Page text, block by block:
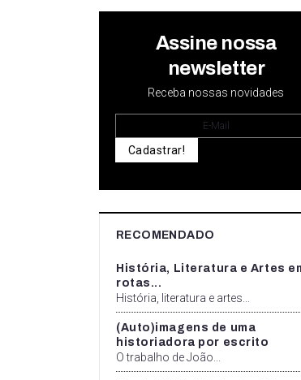
Assine nossa
newsletter
Receba nossas novidades
Cadastrar!
RECOMENDADO
História, Literatura e Artes
rotas...
História, literatura e artes...
(Auto)imagens de uma
historiadora por escrito
O trabalho de João...